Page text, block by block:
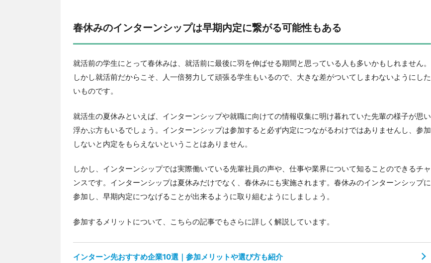
春休みのインターンシップは早期内定に繋がる可能性もある
就活前の学生にとって春休みは、就活前に最後に羽を伸ばせる期間と思っている人も多いかもしれません。
しかし就活前だからこそ、人一倍努力して頑張る学生もいるので、大きな差がついてしまわないようにした
いものです。
就活生の夏休みといえば、インターンシップや就職に向けての情報収集に明け暮れていた先輩の様子が思い
浮かぶ方もいるでしょう。インターンシップは参加すると必ず内定につながるわけではありませんし、参加
しないと内定をもらえないということはありません。
しかし、インターンシップでは実際働いている先輩社員の声や、仕事や業界について知ることのできるチャ
ンスです。インターンシップは夏休みだけでなく、春休みにも実施されます。春休みのインターンシップに
参加し、早期内定につなげることが出来るように取り組むようにしましょう。
参加するメリットについて、こちらの記事でもさらに詳しく解説しています。
インターン先おすすめ企業10選｜参加メリットや選び方も紹介